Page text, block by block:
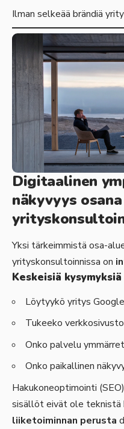
Ilman selkeää brändiä
Digitaalinen
näkyvyys osana
Yksi tärkeimmistä osa-
yrityskonsultoinnissa on
Keskeisiä
Löytyykö yritys
Tukeeko
Onko palvelu
Onko paikallinen
Hakukoneoptimointi
sisällöt eivät ole teknistä
liiketoiminnan perusta